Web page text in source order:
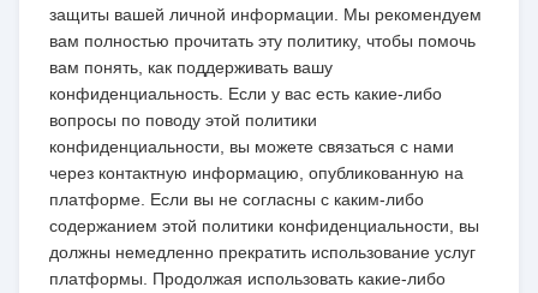
защиты вашей личной информации. Мы рекомендуем
вам полностью прочитать эту политику, чтобы помочь
вам понять, как поддерживать вашу
конфиденциальность. Если у вас есть какие-либо
вопросы по поводу этой политики
конфиденциальности, вы можете связаться с нами
через контактную информацию, опубликованную на
платформе. Если вы не согласны с каким-либо
содержанием этой политики конфиденциальности, вы
должны немедленно прекратить использование услуг
платформы. Продолжая использовать какие-либо